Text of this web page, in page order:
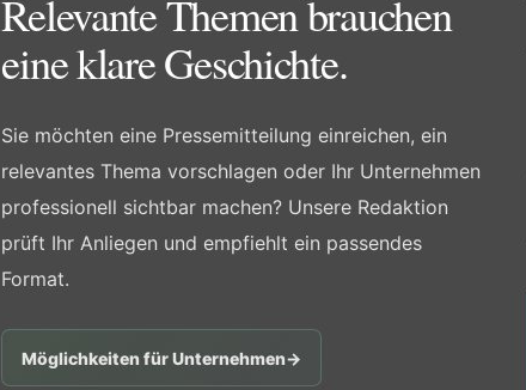
Relevante Themen brauchen
eine klare Geschichte.
Sie möchten eine Pressemitteilung einreichen, ein
relevantes Thema vorschlagen oder Ihr Unternehmen
professionell sichtbar machen? Unsere Redaktion
prüft Ihr Anliegen und empfiehlt ein passendes
Format.
Möglichkeiten für Unternehmen→